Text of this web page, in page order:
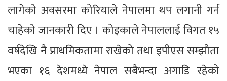
लागेको अवसरमा कोरियाले नेपालमा थप लगानी गर्न
चाहेको जानकारी दिए । कोइकाले नेपाललाई विगत १५
वर्षदेखि नै प्राथमिकतामा राखेको तथा इपीएस सम्झौता
भएका १६ देशमध्ये नेपाल सबैभन्दा अगाडि रहेको